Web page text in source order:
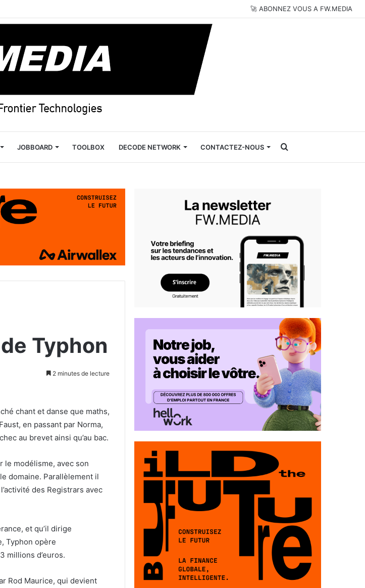
🚀 ABONNEZ VOUS A FW.MEDIA
JOBBOARD TOOLBOX DECODE NETWORK CONTACTEZ-NOUS Rechercher
Typhon
2 minutes de lecture
chant et danse que maths,
en passant par Norma,
au brevet ainsi qu’au bac.
le modélisme, avec son
domaine. Parallèlement il
des Registrars avec
et qu’il dirige
Typhon opère
millions d’euros.
Rod Maurice, qui devient